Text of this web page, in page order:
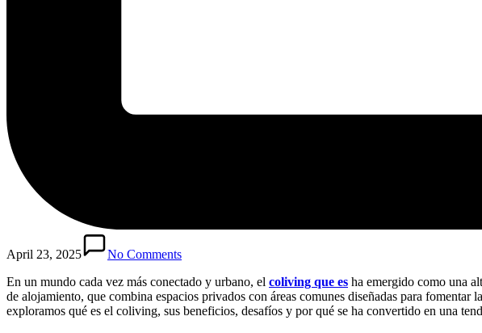
April 23, 2025
No Comments
En un mundo cada vez más conectado y urbano, el coliving que es ha emergido como una
de alojamiento, que combina espacios privados con áreas comunes diseñadas para
exploramos qué es el coliving, sus beneficios, desafíos y por qué se ha convertido en una